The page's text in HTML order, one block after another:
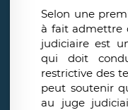
Selon une
à fait admettre
judiciaire est
qui doit
restrictive des
peut soutenir
au juge